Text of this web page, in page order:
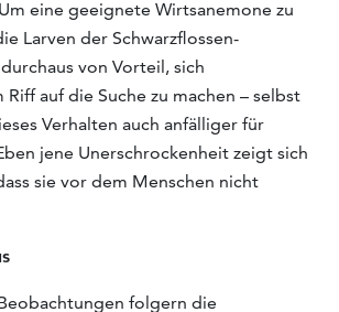
eine geeignete Wirtsanemone zu
Larven der Schwarzflossen-
von Vorteil, sich
auf die Suche zu machen – selbst
Verhalten auch anfälliger für
jene Unerschrockenheit zeigt sich
sie vor dem Menschen nicht
folgern die